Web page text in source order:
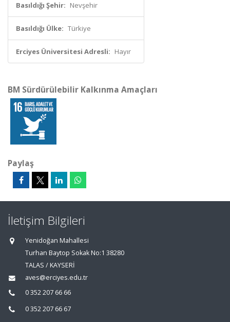
Basıldığı Şehir: Nevşehir
Basıldığı Ülke: Türkiye
Erciyes Üniversitesi Adresli: Hayır
BM Sürdürülebilir Kalkınma Amaçları
Paylaş
İletişim Bilgileri
Yenidoğan Mahallesi
Turhan Baytop Sokak No:1 38280
TALAS / KAYSERİ
aves@erciyes.edu.tr
0 352 207 66 66
0 352 207 66 67